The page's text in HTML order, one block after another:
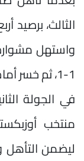
الثالث، برصيد
واستهل
1-1، ثم
في الجولة
ليضمن التأهل